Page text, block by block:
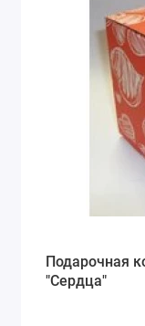
Подарочная
"Сердца"